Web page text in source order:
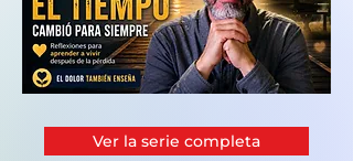
Ver la serie completa